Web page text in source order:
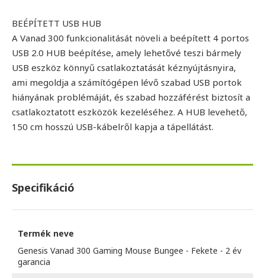
BEÉPÍTETT USB HUB
A Vanad 300 funkcionalitását növeli a beépített 4 portos
USB 2.0 HUB beépítése, amely lehetővé teszi bármely
USB eszköz könnyű csatlakoztatását kéznyújtásnyira,
ami megoldja a számítógépen lévő szabad USB portok
hiányának problémáját, és szabad hozzáférést biztosít a
csatlakoztatott eszközök kezeléséhez. A HUB levehető,
150 cm hosszú USB-kábelről kapja a tápellátást.
Specifikáció
Termék neve
Genesis Vanad 300 Gaming Mouse Bungee - Fekete - 2 év
garancia